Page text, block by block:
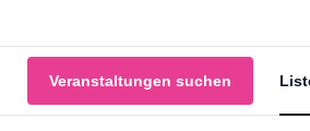
Veranstaltungen suchen